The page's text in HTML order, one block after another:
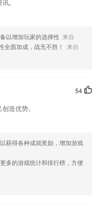
得学分
，您可以到应用商店进行打分
的对产品进行优化修改。
。
以增加玩家的选择性 来自
全面加成，战无不胜！
来自
54
造优势。
获得各种成就奖励，增加游戏
多的游戏统计和排行榜，方便